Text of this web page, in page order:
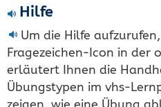
Hilfe
Um die Hilfe
Fragezeichen-Icon in der
erläutert Ihnen die
Übungstypen im vhs-